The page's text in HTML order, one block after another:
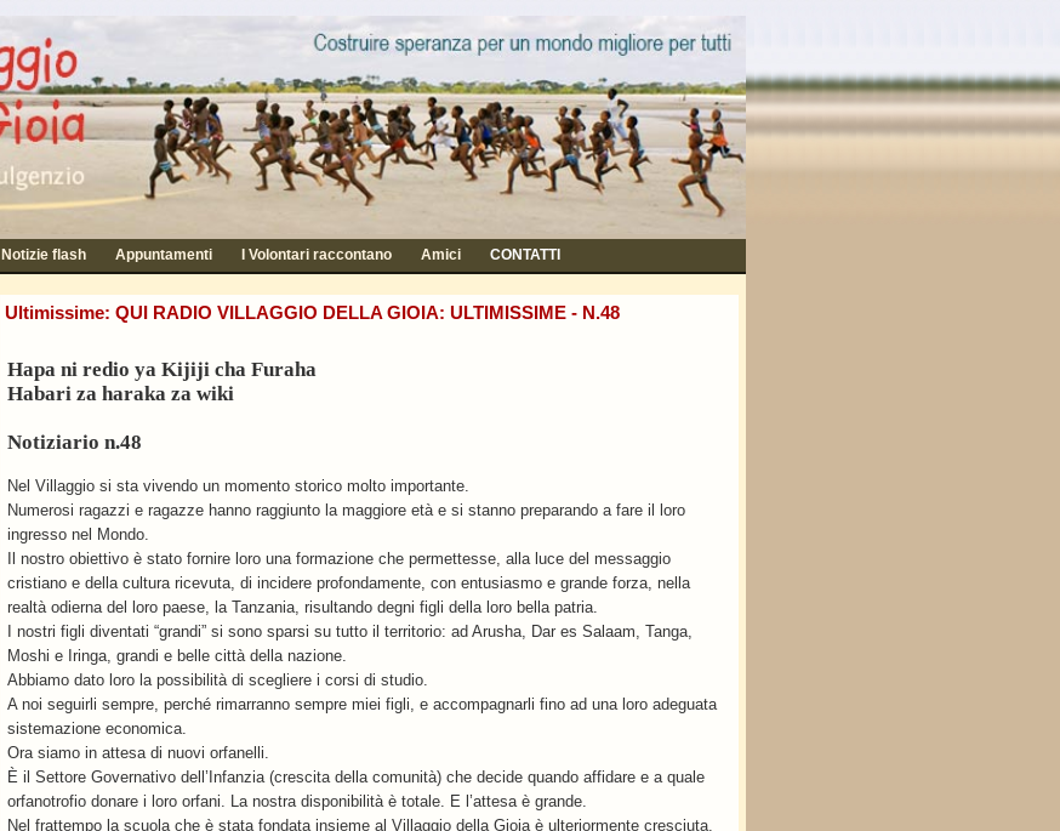
Notizie flash Appuntamenti I Volontari raccontano Amici CONTATTI
Ultimissime: QUI RADIO VILLAGGIO DELLA GIOIA: ULTIMISSIME - N.48
Hapa ni redio ya Kijiji cha Furaha
Habari za haraka za wiki
Notiziario n.48
Nel Villaggio si sta vivendo un momento storico molto importante.
Numerosi ragazzi e ragazze hanno raggiunto la maggiore età e si stanno preparando a fare il loro
ingresso nel Mondo.
Il nostro obiettivo è stato fornire loro una formazione che permettesse, alla luce del messaggio
cristiano e della cultura ricevuta, di incidere profondamente, con entusiasmo e grande forza, nella
realtà odierna del loro paese, la Tanzania, risultando degni figli della loro bella patria.
I nostri figli diventati “grandi” si sono sparsi su tutto il territorio: ad Arusha, Dar es Salaam, Tanga,
Moshi e Iringa, grandi e belle città della nazione.
Abbiamo dato loro la possibilità di scegliere i corsi di studio.
A noi seguirli sempre, perché rimarranno sempre miei figli, e accompagnarli fino ad una loro adeguata
sistemazione economica.
Ora siamo in attesa di nuovi orfanelli.
È il Settore Governativo dell’Infanzia (crescita della comunità) che decide quando affidare e a quale
orfanotrofio donare i loro orfani. La nostra disponibilità è totale. E l’attesa è grande.
Nel frattempo la scuola che è stata fondata insieme al Villaggio della Gioia è ulteriormente cresciuta.